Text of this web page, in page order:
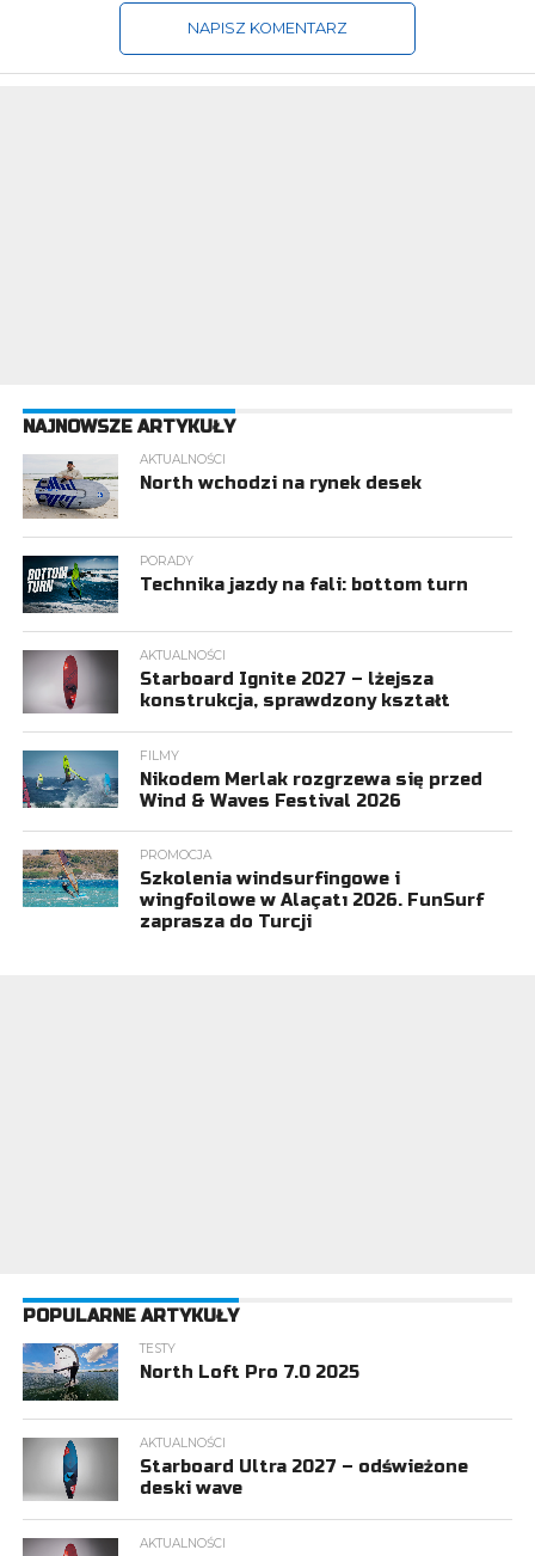
NAPISZ KOMENTARZ
NAJNOWSZE ARTYKUŁY
AKTUALNOŚCI
North wchodzi na rynek desek
PORADY
Technika jazdy na fali: bottom turn
AKTUALNOŚCI
Starboard Ignite 2027 – lżejsza
konstrukcja, sprawdzony kształt
FILMY
Nikodem Merlak rozgrzewa się przed
Wind & Waves Festival 2026
PROMOCJA
Szkolenia windsurfingowe i
wingfoilowe w Alaçatı 2026. FunSurf
zaprasza do Turcji
POPULARNE ARTYKUŁY
TESTY
North Loft Pro 7.0 2025
AKTUALNOŚCI
Starboard Ultra 2027 – odświeżone
deski wave
AKTUALNOŚCI